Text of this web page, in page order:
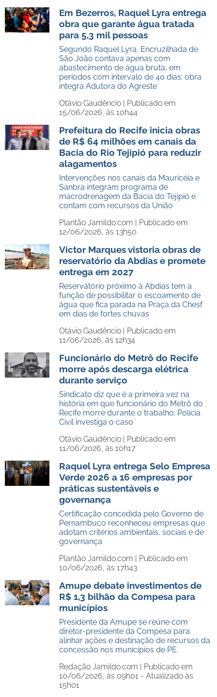
Em Bezerros, Raquel Lyra entrega
obra que garante água tratada
para 5,3 mil pessoas
Segundo Raquel Lyra, Encruzilhada de
São João contava apenas com
abastecimento de água bruta, em
períodos com intervalo de 40 dias; obra
integra Adutora do Agreste
Otávio Gaudêncio | Publicado em
15/06/2026, às 10h44
Prefeitura do Recife inicia obras
de R$ 64 milhões em canais da
Bacia do Rio Tejipió para reduzir
alagamentos
Intervenções nos canais da Mauricéia e
Sanbra integram programa de
macrodrenagem da Bacia do Tejipió e
contam com recursos da União
Plantão Jamildo.com | Publicado em
12/06/2026, às 13h50
Victor Marques vistoria obras de
reservatório da Abdias e promete
entrega em 2027
Reservatório próximo à Abdias tem a
função de possibilitar o escoamento de
água que fica parada na Praça da Chesf
em dias de fortes chuvas
Otávio Gaudêncio | Publicado em
11/06/2026, às 12h34
Funcionário do Metrô do Recife
morre após descarga elétrica
durante serviço
Sindicato diz que é a primeira vez na
história em que funcionário do Metrô do
Recife morre durante o trabalho; Polícia
Civil investiga o caso
Otávio Gaudêncio | Publicado em
11/06/2026, às 10h17
Raquel Lyra entrega Selo Empresa
Verde 2026 a 16 empresas por
práticas sustentáveis e
governança
Certificação concedida pelo Governo de
Pernambuco reconheceu empresas que
adotam critérios ambientais, sociais e de
governança
Plantão Jamildo.com | Publicado em
10/06/2026, às 17h43
Amupe debate investimentos de
R$ 1,3 bilhão da Compesa para
municípios
Presidente da Amupe se reúne com
diretor-presidente da Compesa para
alinhar ações e destinação de recursos da
concessão nos municípios de PE.
Redação Jamildo.com | Publicado em
10/06/2026, às 09h01 - Atualizado às
15h01